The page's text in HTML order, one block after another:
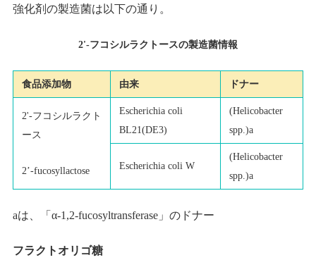
強化剤の製造菌は以下の通り。
2'-フコシルラクトースの製造菌情報
食品添加物 由来 ドナー
2'-フコシルラクト
ース
2’-fucosyllactose
Escherichia coli
BL21(DE3)
(Helicobacter
spp.)a
Escherichia coli W
(Helicobacter
spp.)a
aは、「α-1,2-fucosyltransferase」のドナー
フラクトオリゴ糖